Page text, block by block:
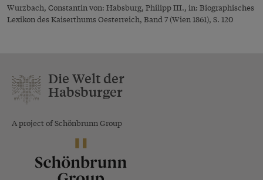
Wurzbach, Constantin von: Habsburg, Philipp III., in: Biographisches
Lexikon des Kaiserthums Oesterreich, Band 7 (Wien 1861), S. 120
Die Welt der
Habsburger
A project of Schönbrunn Group